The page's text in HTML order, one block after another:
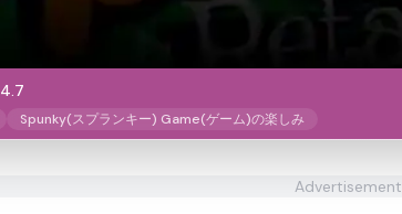
4.7
Spunky(スプランキー) Game(ゲーム)の楽しみ
Advertisement